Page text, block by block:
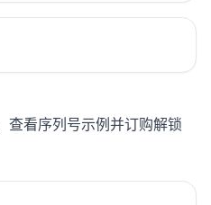
查看序列号示例并订购解锁